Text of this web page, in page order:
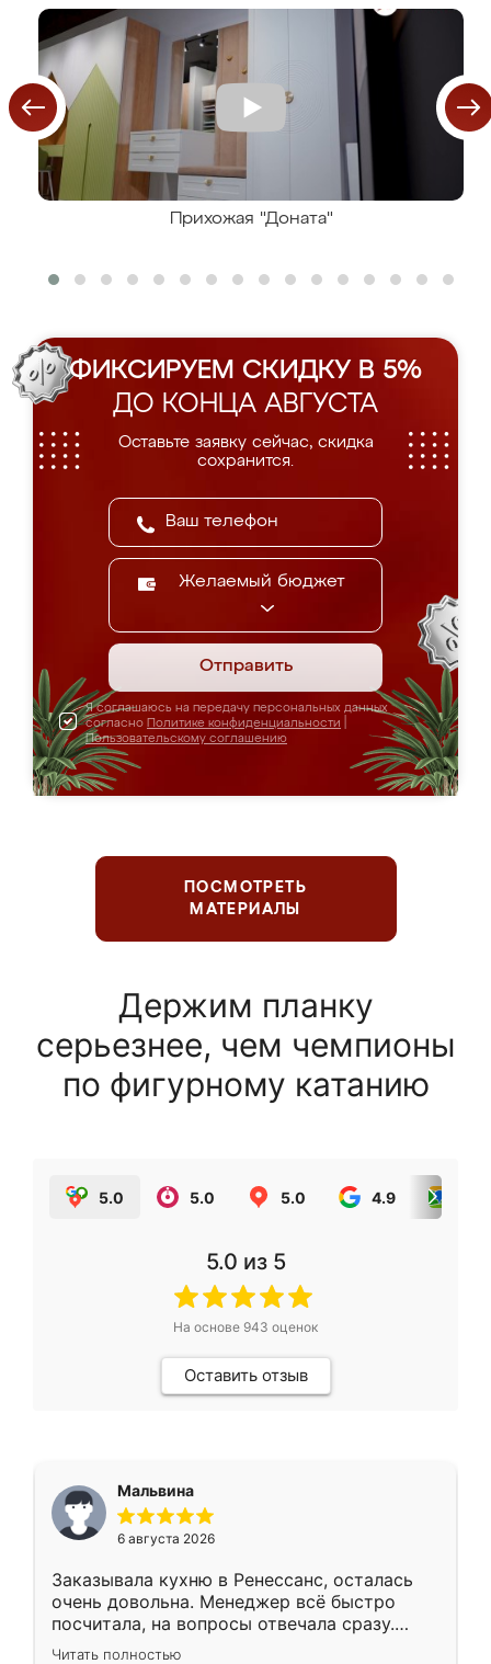
Прихожая "Доната"
ФИКСИРУЕМ СКИДКУ В 5%
ДО КОНЦА АВГУСТА
Оставьте заявку сейчас, скидка
сохранится.
Желаемый бюджет
Отправить
Я соглашаюсь на передачу персональных данных
согласно Политике конфиденциальности
Пользовательскому соглашению
ПОСМОТРЕТЬ
МАТЕРИАЛЫ
Держим планку
серьезнее, чем чемпионы
по фигурному катанию
5.0 5.0 5.0 4.9
5.0 из 5
На основе 943 оценок
Оставить отзыв
Мальвина
6 августа 2026
Заказывала кухню в Ренессанс, осталась
очень довольна. Менеджер всё быстро
посчитала, на вопросы отвечала сразу.
Замерщик приехал в субботу, подошёл к
Читать полностью